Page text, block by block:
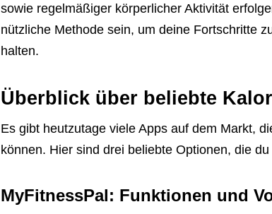
sowie regelmäßiger körperlicher Aktivität
nützliche Methode sein, um deine Fortschritte
halten.
Überblick über beliebte
Es gibt heutzutage viele Apps auf dem Markt,
können. Hier sind drei beliebte Optionen, die
MyFitnessPal: Funktionen und